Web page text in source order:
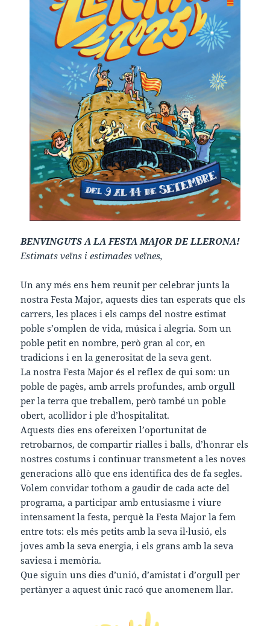
BENVINGUTS A LA FESTA MAJOR DE LLERONA!
Estimats veïns i estimades veïnes,
Un any més ens hem reunit per celebrar junts la
nostra Festa Major, aquests dies tan esperats que els
carrers, les places i els camps del nostre estimat
poble s’omplen de vida, música i alegria. Som un
poble petit en nombre, però gran al cor, en
tradicions i en la generositat de la seva gent.
La nostra Festa Major és el reflex de qui som: un
poble de pagès, amb arrels profundes, amb orgull
per la terra que treballem, però també un poble
obert, acollidor i ple d’hospitalitat.
Aquests dies ens ofereixen l’oportunitat de
retrobarnos, de compartir rialles i balls, d’honrar els
nostres costums i continuar transmetent a les noves
generacions allò que ens identifica des de fa segles.
Volem convidar tothom a gaudir de cada acte del
programa, a participar amb entusiasme i viure
intensament la festa, perquè la Festa Major la fem
entre tots: els més petits amb la seva il·lusió, els
joves amb la seva energia, i els grans amb la seva
saviesa i memòria.
Que siguin uns dies d’unió, d’amistat i d’orgull per
pertànyer a aquest únic racó que anomenem llar.